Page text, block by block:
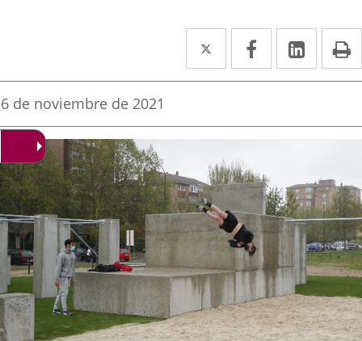
Twitter
Enlace
a
aplicación
Facebook
Enlace
a
aplicación
Enlace
a
Fecha
la
noticia
6 de noviembre de 2021